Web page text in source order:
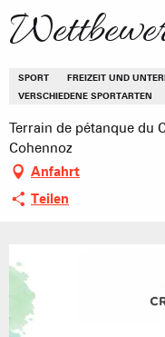
SPORT FREIZEIT UND
VERSCHIEDENE SPORTARTEN
Terrain de pétanque du
Cohennoz
Anfahrt
Teilen